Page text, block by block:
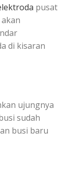
pusat
di kisaran
ujungnya
sudah
busi baru